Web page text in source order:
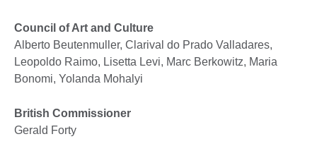
Council of Art and Culture
Alberto Beutenmuller, Clarival do Prado Valladares,
Leopoldo Raimo, Lisetta Levi, Marc Berkowitz, Maria
Bonomi, Yolanda Mohalyi
British Commissioner
Gerald Forty